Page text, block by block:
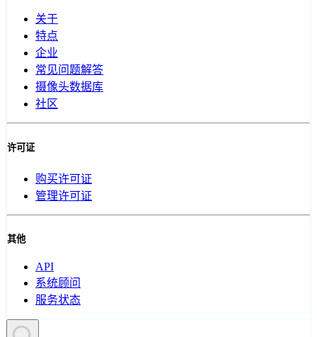
关于
特点
企业
常见问题解答
摄像头数据库
社区
许可证
购买许可证
管理许可证
其他
API
系统顾问
服务状态